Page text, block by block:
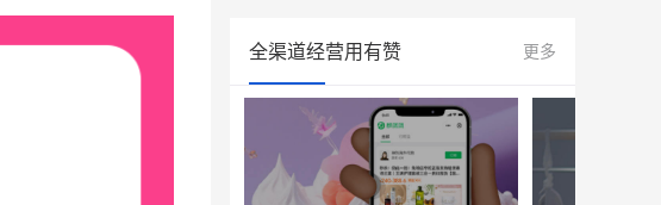
全渠道经营用有赞 更多